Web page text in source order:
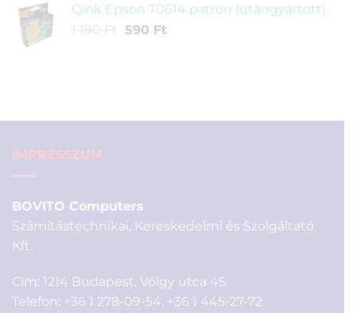
25
900 Ft.
6
Qink Epson T0614 patron (utángyártott)
1 190 Ft
Original
590 FtCurrent
IMPRESSZUM
BOVITO Computers
Számítástechnikai, Kereskedelmi és Szolgáltató
Kft.
Cím: 1214 Budapest, Völgy utca 45.
Telefon: +36 1 278-09-54, +36 1 445-27-72